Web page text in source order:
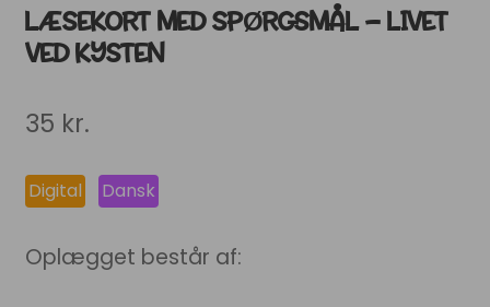
LÆSEKORT MED SPØRGSMÅL – LIVET
VED KYSTEN
35 kr.
Digital Dansk
Oplægget består af: